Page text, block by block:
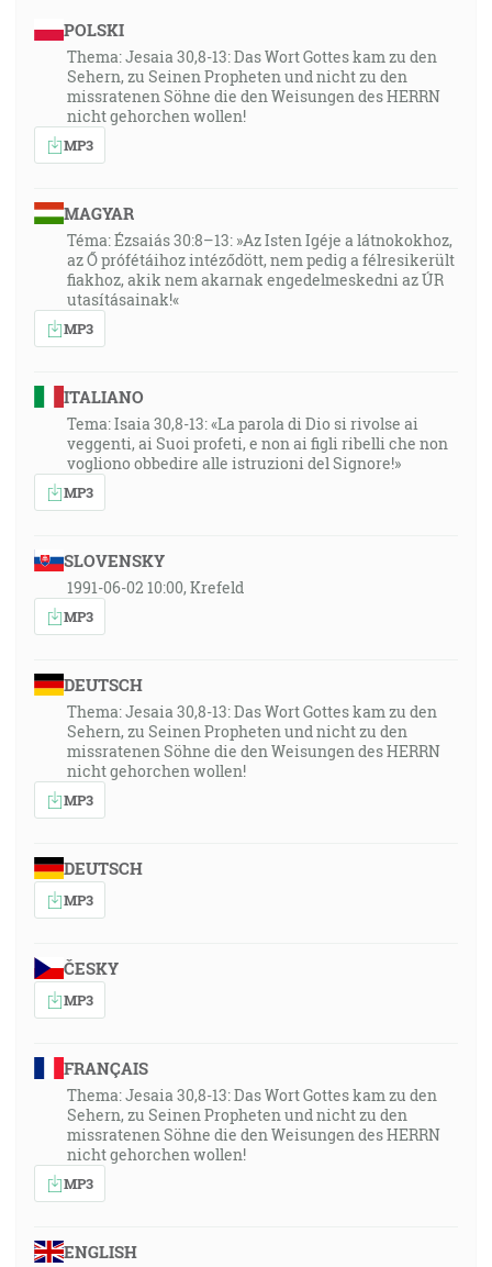
POLSKI
Thema: Jesaia 30,8-13: Das Wort Gottes kam zu den
Sehern, zu Seinen Propheten und nicht zu den
missratenen Söhne die den Weisungen des HERRN
nicht gehorchen wollen!
MP3
MAGYAR
Téma: Ézsaiás 30:8–13: »Az Isten Igéje a látnokokhoz,
az Ő prófétáihoz intéződött, nem pedig a félresikerült
fiakhoz, akik nem akarnak engedelmeskedni az ÚR
utasításainak!«
MP3
ITALIANO
Tema: Isaia 30,8-13: «La parola di Dio si rivolse ai
veggenti, ai Suoi profeti, e non ai figli ribelli che non
vogliono obbedire alle istruzioni del Signore!»
MP3
SLOVENSKY
1991-06-02 10:00, Krefeld
MP3
DEUTSCH
Thema: Jesaia 30,8-13: Das Wort Gottes kam zu den
Sehern, zu Seinen Propheten und nicht zu den
missratenen Söhne die den Weisungen des HERRN
nicht gehorchen wollen!
MP3
DEUTSCH
MP3
ČESKY
MP3
FRANÇAIS
Thema: Jesaia 30,8-13: Das Wort Gottes kam zu den
Sehern, zu Seinen Propheten und nicht zu den
missratenen Söhne die den Weisungen des HERRN
nicht gehorchen wollen!
MP3
ENGLISH